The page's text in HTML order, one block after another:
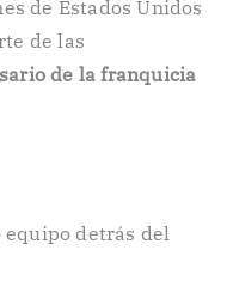
de Estados Unidos
de las
de la franquicia
detrás del